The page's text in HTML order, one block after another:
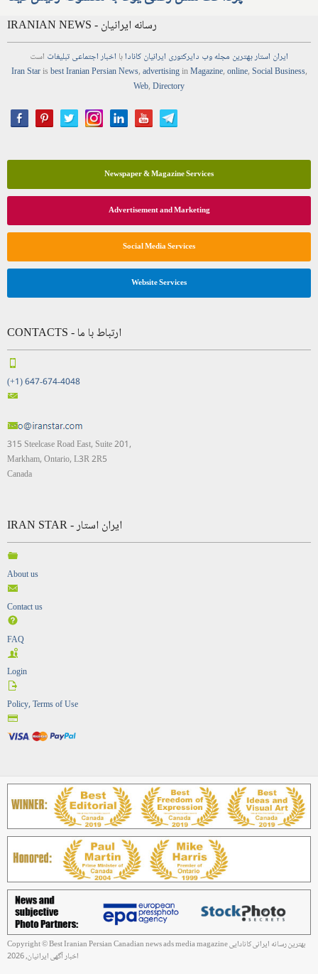
IRANIAN NEWS - رسانه ایرانیان
ایران استاربهترین مجلهوب دایرکتوری ایرانیان کانادابا اخباراجتماعیتبلیغات است
Iran Starisbest Iranian PersianNews,advertisinginMagazine,online,Social Business,
Web,Directory
Newspaper & Magazine Services
Advertisement and Marketing
Social Media Services
Website Services
CONTACTS - ارتباط با ما
(+1) 647-674-4048
315 Steelcase Road East, Suite 201,
Markham, Ontario, L3R 2R5
Canada
IRAN STAR - ایران استار
About us
Contact us
FAQ
Login
Policy, Terms of Use
Copyright © Best Iranian Persian Canadian news ads media magazine بهترین رسانه ایرانی کانادایی
اخبار آگهی ایرانیان, 2026